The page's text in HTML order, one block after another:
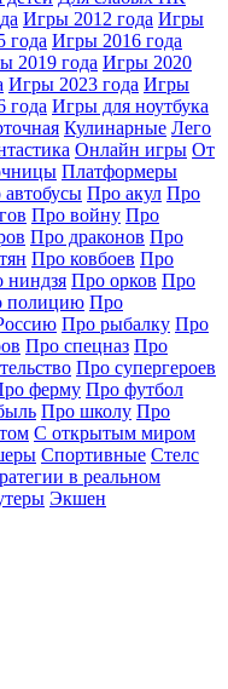
Игры 2012 года Игры
года Игры 2016 года
2019 года Игры 2020
Игры 2023 года Игры
года Игры для ноутбука
Кулинарные Лего
Онлайн игры От
Платформеры
Про акул Про
Про войну Про
Про драконов Про
Про ковбоев Про
ниндзя Про орков Про
полицию Про
Про рыбалку Про
Про спецназ Про
Про супергероев
ферму Про футбол
Про школу Про
С открытым миром
Спортивные Стелс
в реальном
Экшен